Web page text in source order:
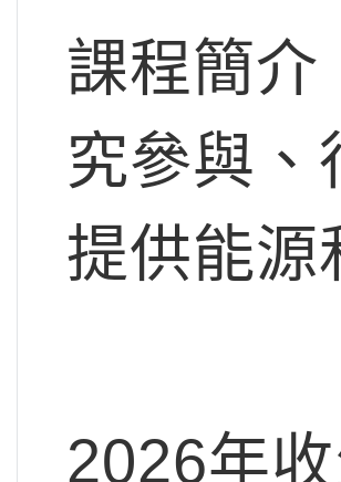
課程簡介
究參與
提供能源
2026年